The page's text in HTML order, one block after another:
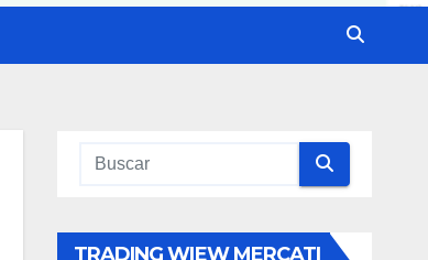
TRADING WIEW MERCATI